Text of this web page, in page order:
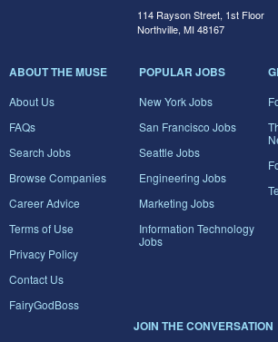
114 Rayson Street, 1st Floor
Northville, MI 48167
ABOUT THE MUSE
About Us
FAQs
Search Jobs
Browse Companies
Career Advice
Terms of Use
Privacy Policy
Contact Us
FairyGodBoss
POPULAR JOBS
New York Jobs
San Francisco Jobs
Seattle Jobs
Engineering Jobs
Marketing Jobs
Information Technology
Jobs
JOIN THE CONVERSATION